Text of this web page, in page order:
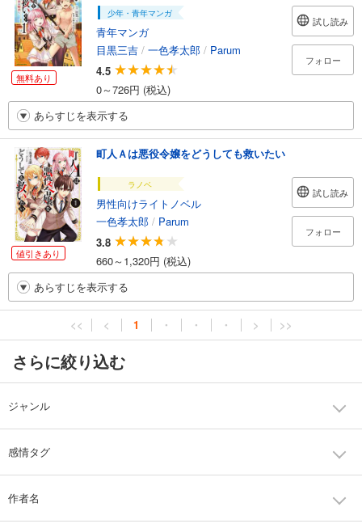
無料あり
少年・青年マンガ
青年マンガ
目黒三吉 / 一色孝太郎 / Parum
4.5
0～726円 (税込)
試し読み
フォロー
あらすじを表示する
値引きあり
町人Ａは悪役令嬢をどうしても救いたい
ラノベ
男性向けライトノベル
一色孝太郎 / Parum
3.8
660～1,320円 (税込)
試し読み
フォロー
あらすじを表示する
<< < 1 ・ ・ ・ > >>
さらに絞り込む
ジャンル
感情タグ
作者名